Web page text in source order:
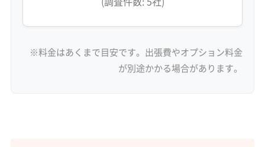
※料金はあくまで目安です。出張費やオプション料金
が別途かかる場合があります。